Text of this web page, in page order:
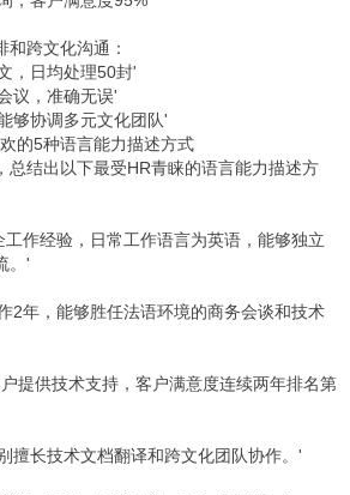
跨文化沟通：
，日均处理50封'
议，准确无误'
够协调多元文化团队'
的5种语言能力描述方式
总结出以下最受HR青睐的语言能力描述方
作经验，日常工作语言为英语，能够独立
。'
2年，能够胜任法语环境的商务会谈和技术
提供技术支持，客户满意度连续两年排名第
擅长技术文档翻译和跨文化团队协作。'